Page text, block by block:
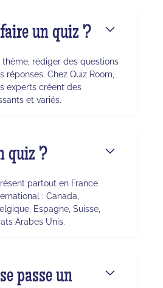
un quiz ?
rédiger des questions
Chez Quiz Room,
experts créent des
et variés.
quiz ?
partout en France
: Canada,
Espagne, Suisse,
Arabes Unis.
passe un